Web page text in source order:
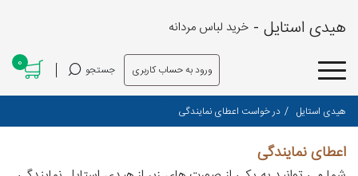
هیدی استایل - خرید لباس مردانه
ورود به حساب کاربری جستجو 0
هیدی استایل در خواست اعطای نمایندگی
اعطای نمایندگی